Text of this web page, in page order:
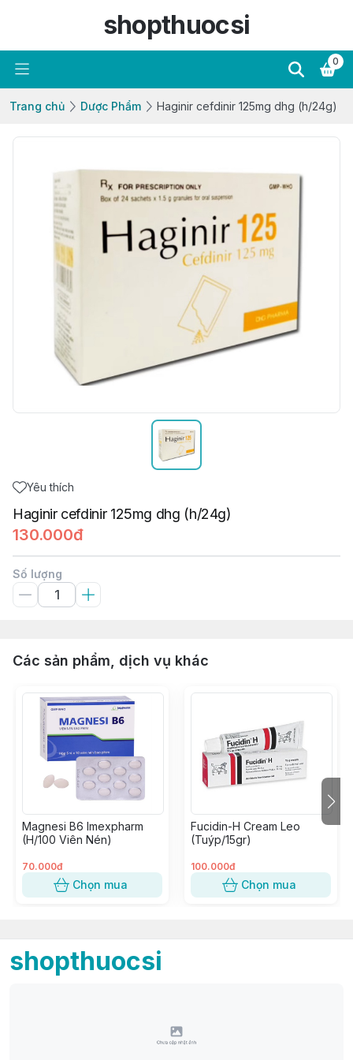
shopthuocsi
0
Trang chủ Dược Phẩm Haginir cefdinir 125mg dhg (h/24g)
Yêu thích
Haginir cefdinir 125mg dhg (h/24g)
130.000đ
Số lượng
Các sản phẩm, dịch vụ khác
Magnesi B6 Imexpharm
(H/100 Viên Nén)
70.000đ
Chọn mua
Fucidin-H Cream Leo
(Tuýp/15gr)
100.000đ
Chọn mua
shopthuocsi